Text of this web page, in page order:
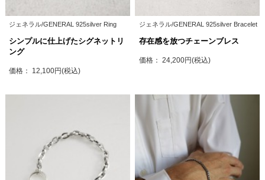
ジェネラル/GENERAL 925silver Ring
シンプルに仕上げたシグネットリ
ング
価格： 12,100円(税込)
ジェネラル/GENERAL 925silver Bracelet
存在感を放つチェーンブレス
価格： 24,200円(税込)